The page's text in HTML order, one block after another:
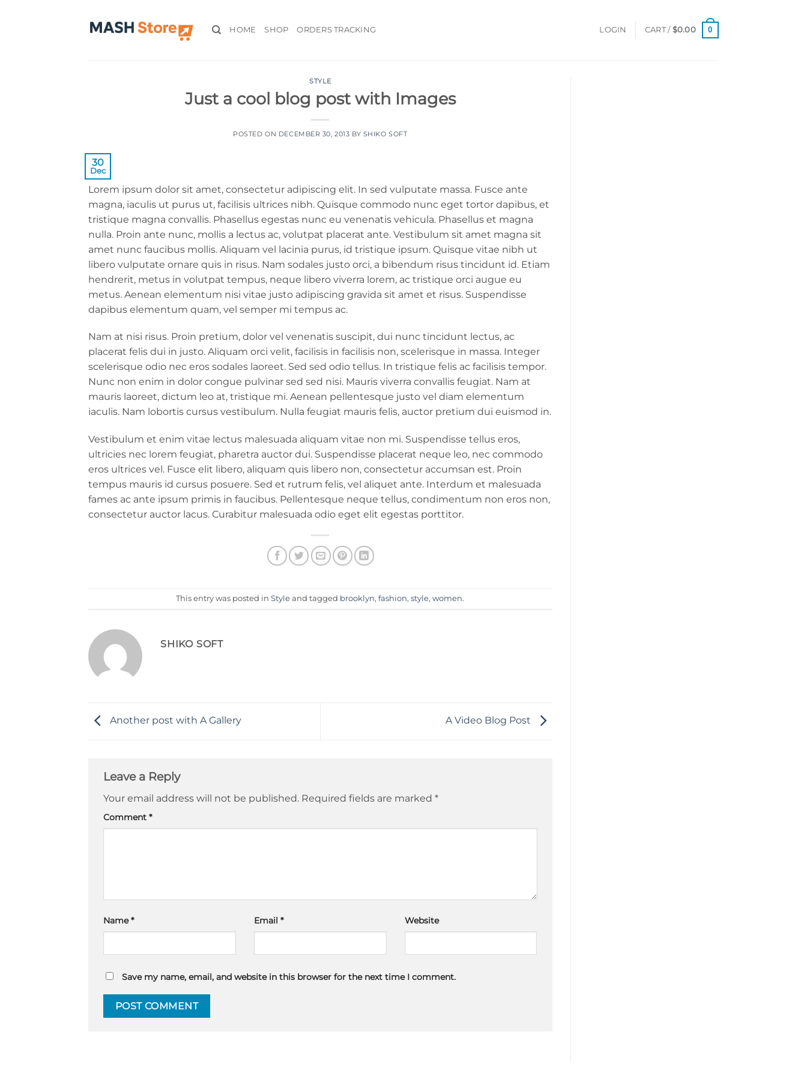
HOME SHOP ORDERS TRACKING LOGIN CART / $0.00 0
STYLE
Just a cool blog post with Images
POSTED ON DECEMBER 30, 2013 BY SHIKO SOFT
30
Dec
Lorem ipsum dolor sit amet, consectetur adipiscing elit. In sed vulputate massa. Fusce ante
magna, iaculis ut purus ut, facilisis ultrices nibh. Quisque commodo nunc eget tortor dapibus, et
tristique magna convallis. Phasellus egestas nunc eu venenatis vehicula. Phasellus et magna
nulla. Proin ante nunc, mollis a lectus ac, volutpat placerat ante. Vestibulum sit amet magna sit
amet nunc faucibus mollis. Aliquam vel lacinia purus, id tristique ipsum. Quisque vitae nibh ut
libero vulputate ornare quis in risus. Nam sodales justo orci, a bibendum risus tincidunt id. Etiam
hendrerit, metus in volutpat tempus, neque libero viverra lorem, ac tristique orci augue eu
metus. Aenean elementum nisi vitae justo adipiscing gravida sit amet et risus. Suspendisse
dapibus elementum quam, vel semper mi tempus ac.
Nam at nisi risus. Proin pretium, dolor vel venenatis suscipit, dui nunc tincidunt lectus, ac
placerat felis dui in justo. Aliquam orci velit, facilisis in facilisis non, scelerisque in massa. Integer
scelerisque odio nec eros sodales laoreet. Sed sed odio tellus. In tristique felis ac facilisis tempor.
Nunc non enim in dolor congue pulvinar sed sed nisi. Mauris viverra convallis feugiat. Nam at
mauris laoreet, dictum leo at, tristique mi. Aenean pellentesque justo vel diam elementum
iaculis. Nam lobortis cursus vestibulum. Nulla feugiat mauris felis, auctor pretium dui euismod in.
Vestibulum et enim vitae lectus malesuada aliquam vitae non mi. Suspendisse tellus eros,
ultricies nec lorem feugiat, pharetra auctor dui. Suspendisse placerat neque leo, nec commodo
eros ultrices vel. Fusce elit libero, aliquam quis libero non, consectetur accumsan est. Proin
tempus mauris id cursus posuere. Sed et rutrum felis, vel aliquet ante. Interdum et malesuada
fames ac ante ipsum primis in faucibus. Pellentesque neque tellus, condimentum non eros non,
consectetur auctor lacus. Curabitur malesuada odio eget elit egestas porttitor.
This entry was posted inStyle and tagged brooklyn,fashion,style,women.
SHIKO SOFT
Another post with A Gallery A Video Blog Post
Leave a Reply
Your email address will not be published. Required fields are marked *
Comment *
Name* Email * Website
Save my name, email, and website in this browser for the next time I comment.